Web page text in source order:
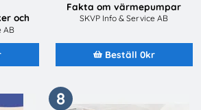
och
teknik
AB
Fakta om värmepumpar
SKVP Info & Service AB
Beställ 0kr
8